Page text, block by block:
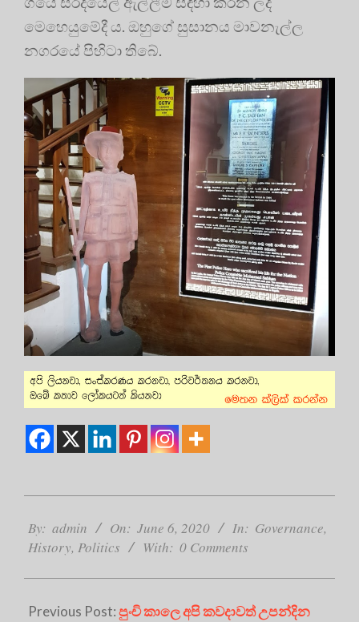
මෙහෙයුමේදී ය. ඔහුගේ සුසානය මාවනැල්ල
නගරයේ පිහිටා තිබේ.
06-
06
By: admin On: June 6, 2020 In: Governance,
History, Politics With: 0 Comments
Previous Post:පුංචි කාලෙ අපි කවදාවත් උපන්දින